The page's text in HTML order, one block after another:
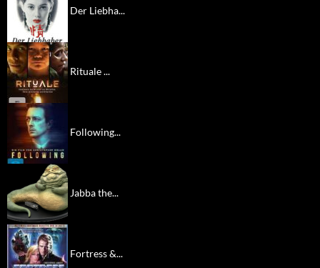
Der Liebha...
Rituale ...
Following...
Jabba the...
Fortress &...